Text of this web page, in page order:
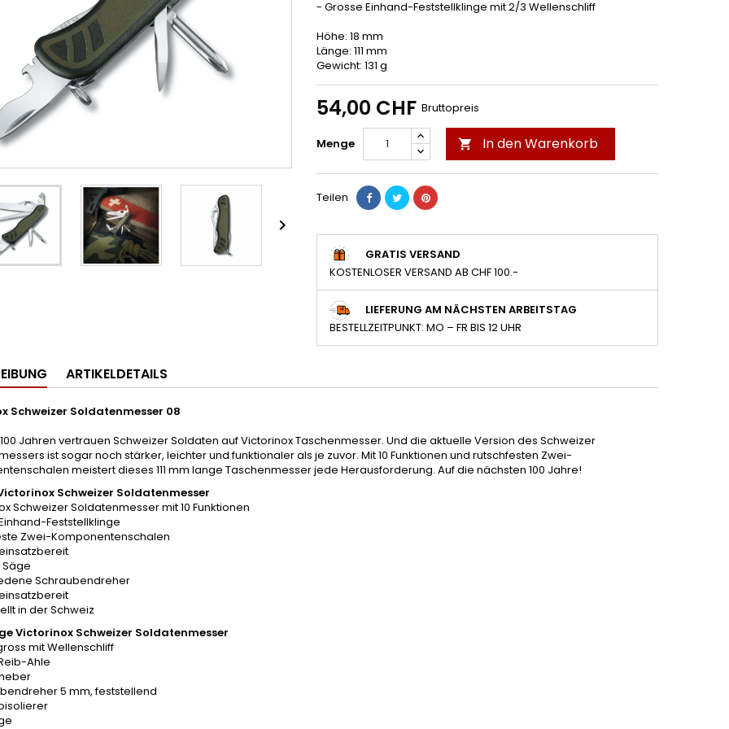

- Grosse Einhand-Feststellklinge mit 2/3 Wellenschliff
Höhe: 18 mm
Länge: 111 mm
Gewicht: 131 g
54,00 CHF Bruttopreis
Menge  In den Warenkorb
Teilen
GRATIS VERSAND
KOSTENLOSER VERSAND AB CHF 100.-
LIEFERUNG AM NÄCHSTEN ARBEITSTAG
BESTELLZEITPUNKT: MO – FR BIS 12 UHR
ARTIKELDETAILS
Schweizer Soldatenmesser 08
Jahren vertrauen Schweizer Soldaten auf Victorinox Taschenmesser. Und die aktuelle Version des Schweizer
ist sogar noch stärker, leichter und funktionaler als je zuvor. Mit 10 Funktionen und rutschfesten Zwei-
meistert dieses 111 mm lange Taschenmesser jede Herausforderung. Auf die nächsten 100 Jahre!
Schweizer Soldatenmesser
Schweizer Soldatenmesser mit 10 Funktionen
Feststellklinge
Zwei-Komponentenschalen
Schraubendreher
in der Schweiz
Victorinox Schweizer Soldatenmesser
mit Wellenschliff
Ahle
5 mm, feststellend